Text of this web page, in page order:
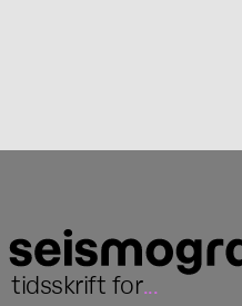
tidsskrift for...